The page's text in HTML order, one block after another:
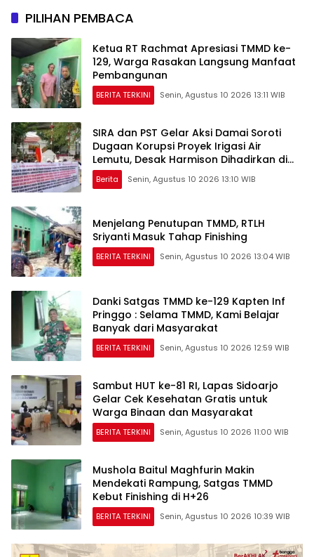
PILIHAN PEMBACA
Ketua RT Rachmat Apresiasi TMMD ke-
129, Warga Rasakan Langsung Manfaat
Pembangunan
BERITA TERKINI Senin, Agustus 10 2026 13:11 WIB
SIRA dan PST Gelar Aksi Damai Soroti
Dugaan Korupsi Proyek Irigasi Air
Lemutu, Desak Harmison Dihadirkan di
Persidangan
Berita Senin, Agustus 10 2026 13:10 WIB
Menjelang Penutupan TMMD, RTLH
Sriyanti Masuk Tahap Finishing
BERITA TERKINI Senin, Agustus 10 2026 13:04 WIB
Danki Satgas TMMD ke-129 Kapten Inf
Pringgo : Selama TMMD, Kami Belajar
Banyak dari Masyarakat
BERITA TERKINI Senin, Agustus 10 2026 12:59 WIB
Sambut HUT ke-81 RI, Lapas Sidoarjo
Gelar Cek Kesehatan Gratis untuk
Warga Binaan dan Masyarakat
BERITA TERKINI Senin, Agustus 10 2026 11:00 WIB
Mushola Baitul Maghfurin Makin
Mendekati Rampung, Satgas TMMD
Kebut Finishing di H+26
BERITA TERKINI Senin, Agustus 10 2026 10:39 WIB